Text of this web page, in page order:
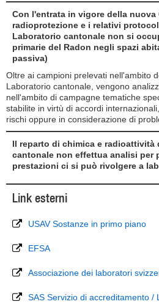
Con l'entrata in vigore della nuova
radioprotezione e i relativi
Laboratorio cantonale non si
primarie del Radon negli spazi
passiva)
Oltre ai campioni prelevati nell'ambito
Laboratorio cantonale, vengono
nell'ambito di campagne tematiche
stabilite in virtù di accordi
rischi oppure in considerazione di
Il reparto di chimica e radioattività
cantonale non effettua analisi per
prestazioni ci si può rivolgere a
Link esterni
USAV Sostanze in primo piano
EFSA
Associazione dei laboratori
SAS Servizio di accreditamento /